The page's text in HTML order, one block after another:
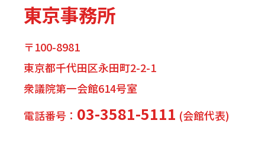
東京事務所
〒100-8981
東京都千代田区永田町2-2-1
衆議院第一会館614号室
電話番号： 03-3581-5111 (会館代表)